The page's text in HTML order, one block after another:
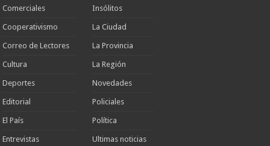
Comerciales
Cooperativismo
Correo de Lectores
Cultura
Deportes
Editorial
El País
Entrevistas
Insólitos
La Ciudad
La Provincia
La Región
Novedades
Policiales
Política
Ultimas noticias